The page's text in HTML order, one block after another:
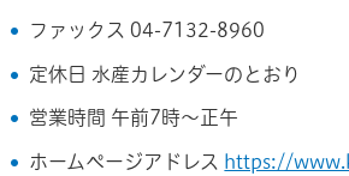
ファックス 04-7132-8960
定休日 水産カレンダーのとおり
営業時間 午前7時～正午
ホームページアドレス https://